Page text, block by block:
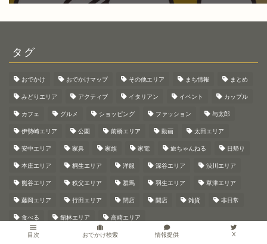
タグ
おでかけ おでかけマップ その他エリア まち情報 まとめ
みどりエリア アクティブ イタリアン イベント カップル
カフェ グルメ ショッピング ファッション 与太郎
伊勢崎エリア 公園 前橋エリア 動画 太田エリア
安中エリア 家具 家族 家電 旅ちゃんねる 日帰り
本庄エリア 桐生エリア 洋服 深谷エリア 渋川エリア
熊谷エリア 秩父エリア 群馬 羽生エリア 草津エリア
藤岡エリア 行田エリア 閉店 開店 雑貨 非日常
食べる 館林エリア 高崎エリア
目次 おでかけ検索 情報提供 X